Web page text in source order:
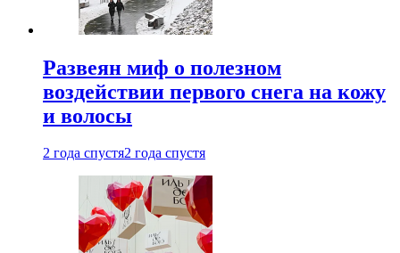
Развеян миф о полезном
воздействии первого снега на кожу
и волосы
2 года спустя2 года спустя